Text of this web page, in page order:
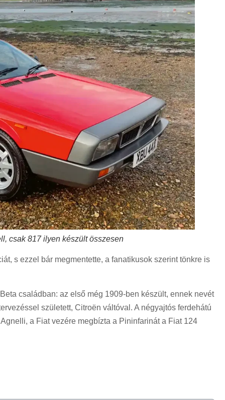
csak 817 ilyen készült összesen
s ezzel bár megmentette, a fanatikusok szerint tönkre is
családban: az első még 1909-ben készült, ennek nevét
született, Citroën váltóval. A négyajtós ferdehátú
a Fiat vezére megbízta a Pininfarinát a Fiat 124